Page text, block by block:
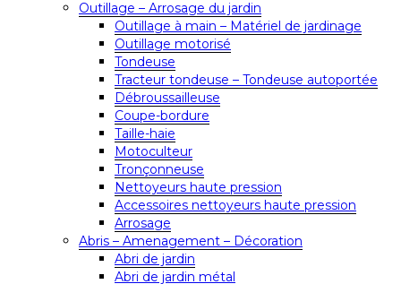
Outillage – Arrosage du jardin
Outillage à main – Matériel de jardinage
Outillage motorisé
Tondeuse
Tracteur tondeuse – Tondeuse autoportée
Débroussailleuse
Coupe-bordure
Taille-haie
Motoculteur
Tronçonneuse
Nettoyeurs haute pression
Accessoires nettoyeurs haute pression
Arrosage
Abris – Amenagement – Décoration
Abri de jardin
Abri de jardin métal